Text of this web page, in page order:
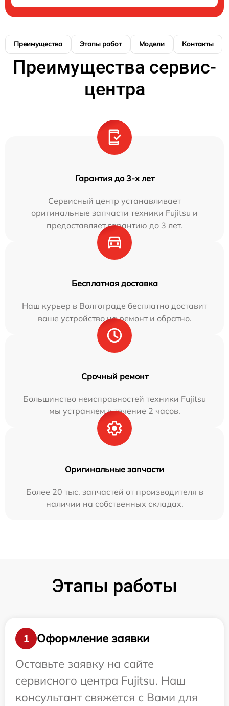
Преимущества Этапы работ Модели Контакты
Преимущества сервис-
центра
Гарантия до 3-х лет
Сервисный центр устанавливает
оригинальные запчасти техники Fujitsu и
предоставляет гарантию до 3 лет.
Бесплатная доставка
Наш курьер в Волгограде бесплатно доставит
ваше устройство на ремонт и обратно.
Срочный ремонт
Большинство неисправностей техники Fujitsu
мы устраняем в течение 2 часов.
Оригинальные запчасти
Более 20 тыс. запчастей от производителя в
наличии на собственных складах.
Этапы работы
1
Оформление заявки
Оставьте заявку на сайте
сервисного центра Fujitsu. Наш
консультант свяжется с Вами для